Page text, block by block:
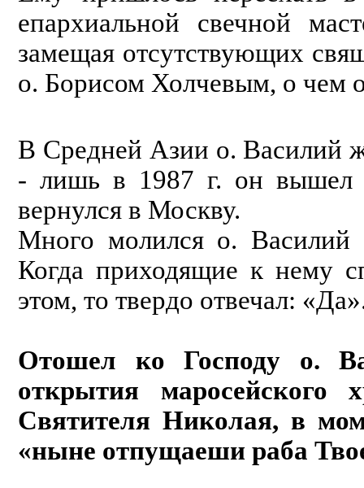
епархиальной свечной
замещая отсутствующих
о. Борисом Холчевым, о чем
В Средней Азии о. Василий
- лишь в 1987 г. он вышел
вернулся в Москву.
Много молился о. Василий
Когда приходящие к нему
этом, то твердо отвечал:
Отошел ко Господу о.
открытия маросейского
Святителя Николая, в
«ныне отпущаеши раба